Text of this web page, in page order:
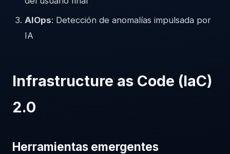
AIOps: Detección de anomalías impulsada por
IA
Infrastructure as Code (IaC)
2.0
Herramientas emergentes